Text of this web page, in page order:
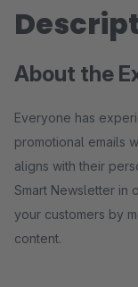
About the
Everyone has
promotional emails
aligns with their
Smart Newsletter in
your customers by
content.